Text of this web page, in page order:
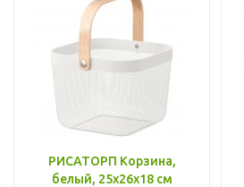
РИСАТОРП Корзина,
белый, 25x26x18 см